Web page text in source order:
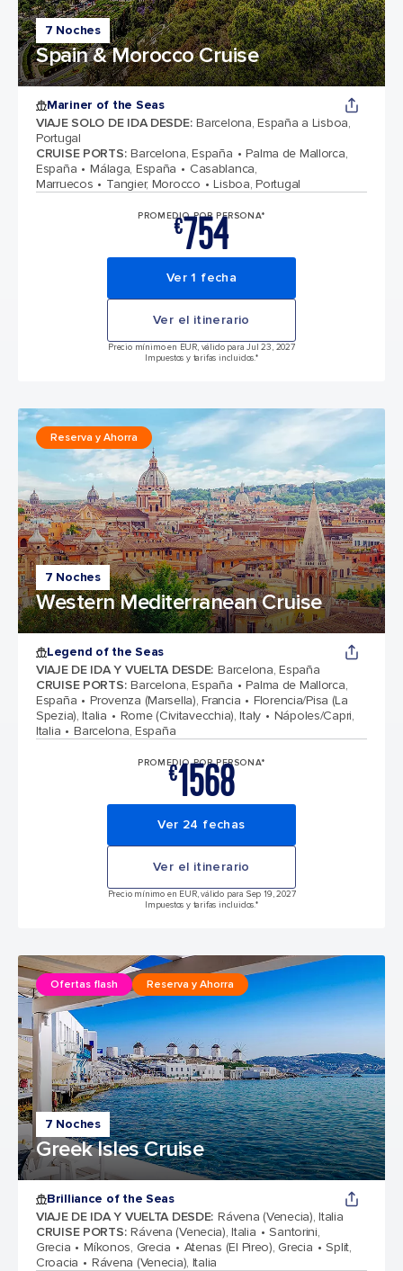
7 Noches
Spain & Morocco Cruise
Mariner of the Seas
VIAJE SOLO DE IDA DESDE: Barcelona, España a Lisboa,
Portugal
CRUISE PORTS: Barcelona, España
Palma de Mallorca,
España
Málaga, España
Casablanca,
Marruecos
Tangier, Morocco Lisboa, Portugal
PROMEDIO POR PERSONA*
€754
Ver 1 fecha
Ver el itinerario
Precio mínimo en EUR, válido para Jul 23, 2027
Impuestos y tarifas incluidos.*
7 Noches
Western Mediterranean Cruise
Reserva y Ahorra
Legend of the Seas
VIAJE DE IDA Y VUELTA DESDE: Barcelona, España
CRUISE PORTS: Barcelona, España
Palma de Mallorca,
España
Provenza (Marsella), Francia
Florencia/Pisa (La
Spezia), Italia
Rome (Civitavecchia), Italy
Nápoles/Capri,
Italia
Barcelona, España
PROMEDIO POR PERSONA*
€1568
Ver 24 fechas
Ver el itinerario
Precio mínimo en EUR, válido para Sep 19, 2027
Impuestos y tarifas incluidos.*
7 Noches
Greek Isles Cruise
Ofertas flash Reserva y Ahorra
Brilliance of the Seas
VIAJE DE IDA Y VUELTA DESDE: Rávena (Venecia), Italia
CRUISE PORTS: Rávena (Venecia), Italia
Santorini,
Grecia
Míkonos, Grecia Atenas (El Pireo), Grecia
Split,
Croacia
Rávena (Venecia), Italia